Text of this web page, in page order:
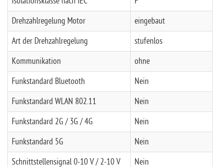
Drehzahlregelung Motor eingebaut
Art der Drehzahlregelung stufenlos
Kommunikation ohne
Funkstandard Bluetooth Nein
Funkstandard WLAN 802.11 Nein
Funkstandard 2G / 3G / 4G Nein
Funkstandard 5G Nein
Schnittstellensignal 0-10 V / 2-10 V Nein